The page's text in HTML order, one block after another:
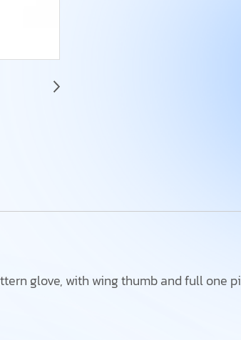
glove, with wing thumb and full one